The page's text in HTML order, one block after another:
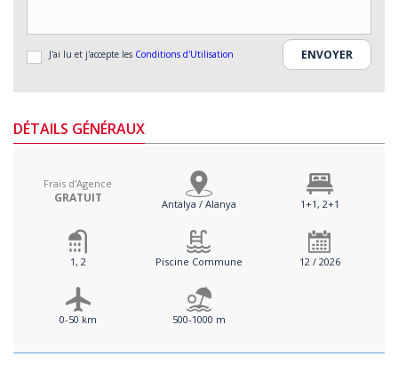
J'ai lu et j'accepte les Conditions d'Utilisation
DÉTAILS GÉNÉRAUX
Frais d'Agence
GRATUIT Antalya / Alanya 1+1, 2+1
1, 2 Piscine Commune 12 / 2026
0-50 km 500-1000 m